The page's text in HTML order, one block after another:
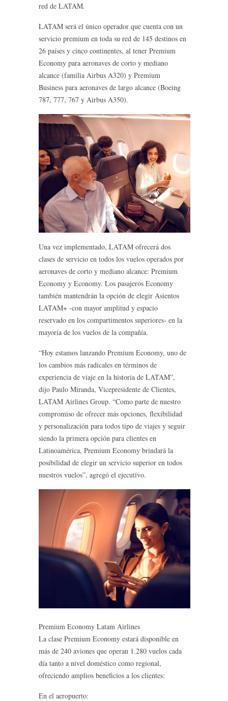
red de LATAM.
LATAM será el único operador que cuenta con un
servicio premium en toda su red de 145 destinos en
26 países y cinco continentes, al tener Premium
Economy para aeronaves de corto y mediano
alcance (familia Airbus A320) y Premium
Business para aeronaves de largo alcance (Boeing
787, 777, 767 y Airbus A350).
Una vez implementado, LATAM ofrecerá dos
clases de servicio en todos los vuelos operados por
aeronaves de corto y mediano alcance: Premium
Economy y Economy. Los pasajeros Economy
también mantendrán la opción de elegir Asientos
LATAM+ -con mayor amplitud y espacio
reservado en los compartimentos superiores- en la
mayoría de los vuelos de la compañía.
“Hoy estamos lanzando Premium Economy, uno de
los cambios más radicales en términos de
experiencia de viaje en la historia de LATAM”,
dijo Paulo Miranda, Vicepresidente de Clientes,
LATAM Airlines Group. “Como parte de nuestro
compromiso de ofrecer más opciones, flexibilidad
y personalización para todos tipo de viajes y seguir
siendo la primera opción para clientes en
Latinoamérica, Premium Economy brindará la
posibilidad de elegir un servicio superior en todos
nuestros vuelos”, agregó el ejecutivo.
Premium Economy Latam Airlines
La clase Premium Economy estará disponible en
más de 240 aviones que operan 1.280 vuelos cada
día tanto a nivel doméstico como regional,
ofreciendo amplios beneficios a los clientes:
En el aeropuerto: